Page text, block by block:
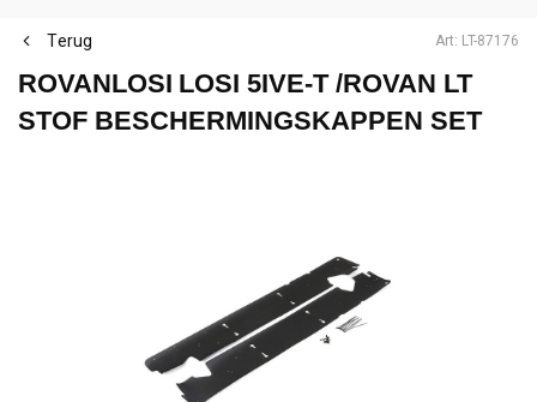
Terug Art: LT-87176
ROVANLOSI LOSI 5IVE-T /ROVAN LT
STOF BESCHERMINGSKAPPEN SET